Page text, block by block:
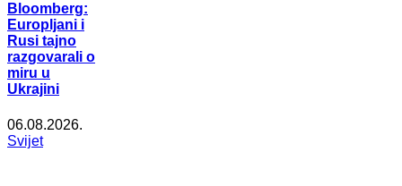
Bloomberg:
Europljani i
Rusi tajno
razgovarali o
miru u
Ukrajini
06.08.2026.
Svijet